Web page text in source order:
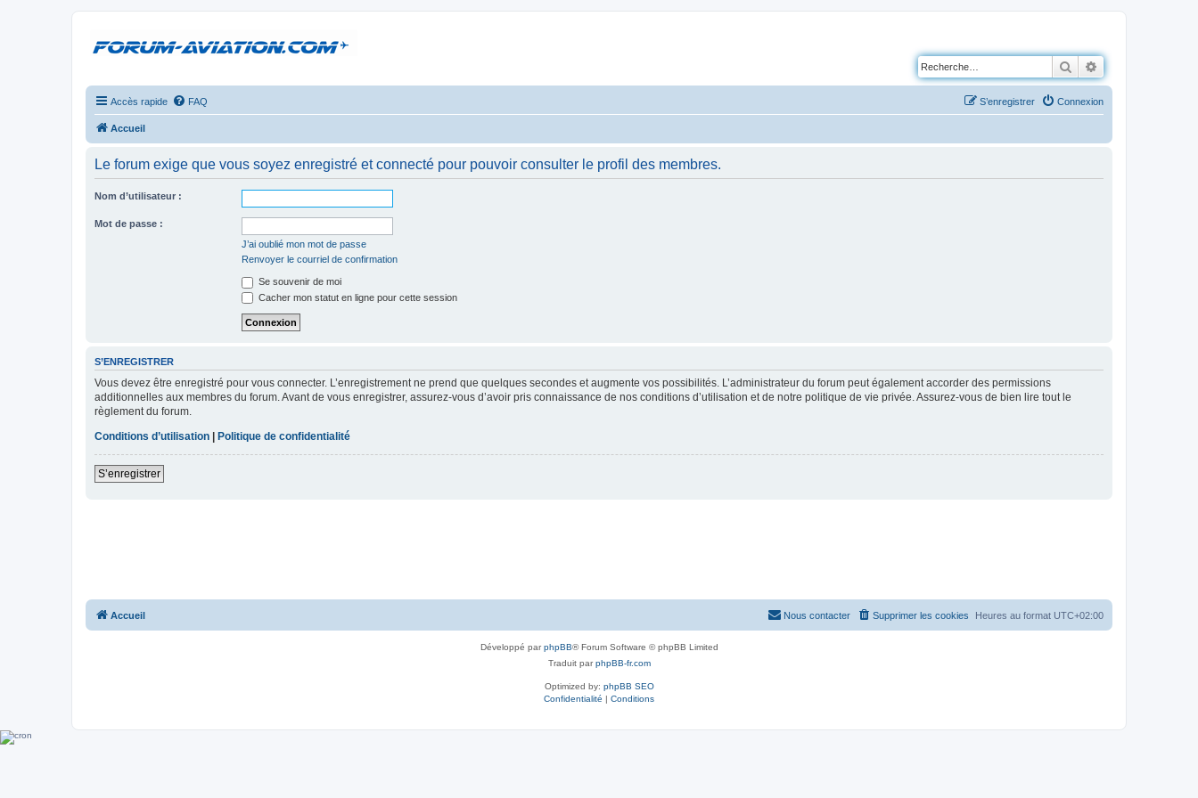
Rechercher
Accès rapide FAQ Connexion
S’enregistrer
Accueil
Le forum exige que vous soyez enregistré et connecté pour pouvoir consulter le profil des membres.
Nom d’utilisateur :
Mot de passe :
J’ai oublié mon mot de passe
Renvoyer le courriel de confirmation
Se souvenir de moi
Cacher mon statut en ligne pour cette session
S’ENREGISTRER
Vous devez être enregistré pour vous connecter. L’enregistrement ne prend que quelques secondes et augmente vos possibilités. L’administrateur du forum peut également accorder des permissions
additionnelles aux membres du forum. Avant de vous enregistrer, assurez-vous d’avoir pris connaissance de nos conditions d’utilisation et de notre politique de vie privée. Assurez-vous de bien lire tout le
règlement du forum.
Conditions d’utilisation | Politique de confidentialité
S’enregistrer
Accueil Heures au format UTC+02:00
Supprimer les cookies
Nous contacter
Développé parphpBB® Forum Software © phpBB Limited
Traduit parphpBB-fr.com
Optimized by: phpBB SEO
Confidentialité | Conditions